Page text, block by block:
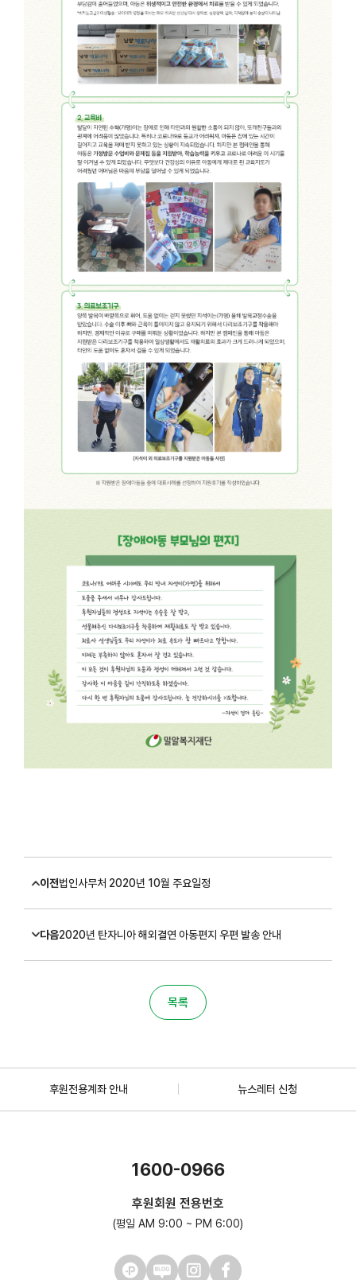
이전법인사무처 2020년 10월 주요일정
다음2020년 탄자니아 해외결연 아동편지 우편 발송 안내
목록
후원전용계좌 안내 뉴스레터 신청
1600-0966
후원회원 전용번호
(평일 AM 9:00 ~ PM 6:00)